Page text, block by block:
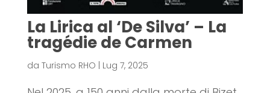
La Lirica al ‘De Silva’ – La
tragédie de Carmen
da Turismo RHO | Lug 7, 2025